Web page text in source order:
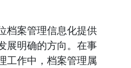
档案管理信息化提供
展明确的方向。在事
工作中，档案管理属